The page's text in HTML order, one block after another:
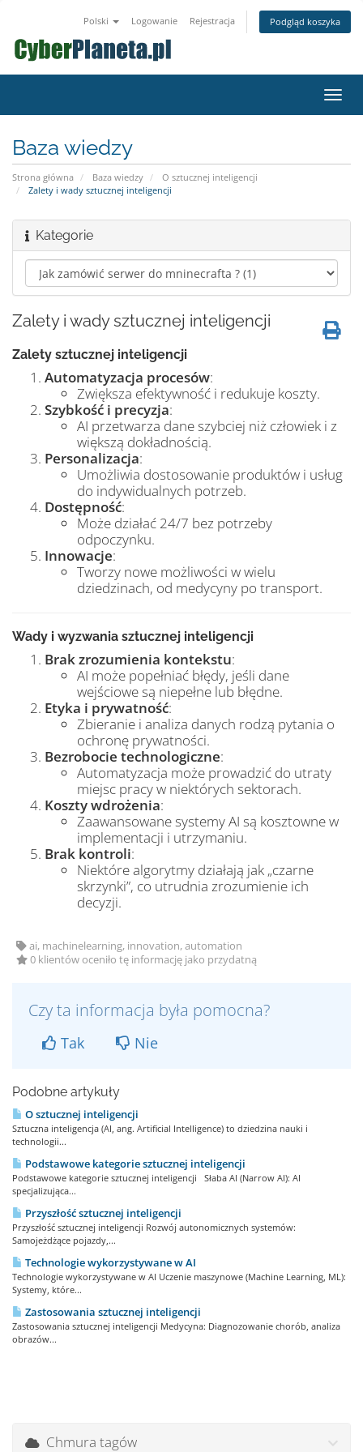
Polski Logowanie Rejestracja Podgląd koszyka
Baza wiedzy
Strona główna Baza wiedzy
O sztucznej inteligencji
Zalety i wady sztucznej inteligencji
Kategorie
Zalety i wady sztucznej inteligencji
Zalety sztucznej inteligencji
Automatyzacja procesów:
Zwiększa efektywność i redukuje koszty.
Szybkość i precyzja:
AI przetwarza dane szybciej niż człowiek i z
większą dokładnością.
Personalizacja:
Umożliwia dostosowanie produktów i usług
do indywidualnych potrzeb.
Dostępność:
Może działać 24/7 bez potrzeby
odpoczynku.
Innowacje:
Tworzy nowe możliwości w wielu
dziedzinach, od medycyny po transport.
Wady i wyzwania sztucznej inteligencji
Brak zrozumienia kontekstu:
AI może popełniać błędy, jeśli dane
wejściowe są niepełne lub błędne.
Etyka i prywatność:
Zbieranie i analiza danych rodzą pytania o
ochronę prywatności.
Bezrobocie technologiczne:
Automatyzacja może prowadzić do utraty
miejsc pracy w niektórych sektorach.
Koszty wdrożenia:
Zaawansowane systemy AI są kosztowne w
implementacji i utrzymaniu.
Brak kontroli:
Niektóre algorytmy działają jak „czarne
skrzynki”, co utrudnia zrozumienie ich
decyzji.
ai, machinelearning, innovation, automation
0 klientów oceniło tę informację jako przydatną
Czy ta informacja była pomocna?
Tak Nie
Podobne artykuły
O sztucznej inteligencji
Sztuczna inteligencja (AI, ang. Artificial Intelligence) to dziedzina nauki i
technologii...
Podstawowe kategorie sztucznej inteligencji
Podstawowe kategorie sztucznej inteligencji Słaba AI (Narrow AI): AI
specjalizująca...
Przyszłość sztucznej inteligencji
Przyszłość sztucznej inteligencji Rozwój autonomicznych systemów:
Samojeżdżące pojazdy,...
Technologie wykorzystywane w AI
Technologie wykorzystywane w AI Uczenie maszynowe (Machine Learning, ML):
Systemy, które...
Zastosowania sztucznej inteligencji
Zastosowania sztucznej inteligencji Medycyna: Diagnozowanie chorób, analiza
obrazów...
Chmura tagów